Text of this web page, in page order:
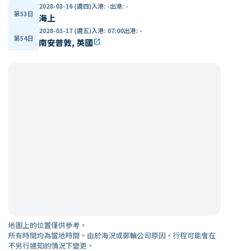
第53日
2028-03-16 (週四)入港: -出港: -
海上
第54日
2028-03-17 (週五)入港: 07:00出港: -
南安普敦, 英國open_in_new
地圖上的位置僅供參考。
所有時間均為當地時間。由於海況或郵輪公司原因，行程可能會在
不另行通知的情況下變更。